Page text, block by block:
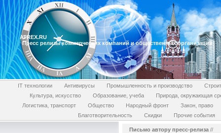
ATREX.RU
Пресс релизы коммерческих компаний и общественных организаций
IT технологии Антивирусы Промышленность и производство
Культура, искусство
Образование, учеба
Природа, окружающая
Логистика, транспорт
Общество Народный фронт
Закон, право
Благотворительность
Скидки Прочие события
Письмо автору пресс-релиза //